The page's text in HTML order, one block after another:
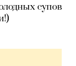
супов